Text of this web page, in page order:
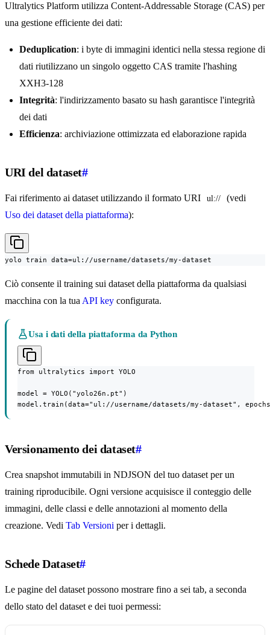
Ultralytics Platform utilizza Content-Addressable Storage (CAS) per
una gestione efficiente dei dati:
Deduplication: i byte di immagini identici nella stessa regione di
dati riutilizzano un singolo oggetto CAS tramite l'hashing
XXH3-128
Integrità: l'indirizzamento basato su hash garantisce l'integrità
dei dati
Efficienza: archiviazione ottimizzata ed elaborazione rapida
URI del dataset#
Fai riferimento ai dataset utilizzando il formato URI ul://
(vedi
Uso dei dataset della piattaforma):
yolo train data=ul://username/datasets/my-dataset
Ciò consente il training sui dataset della piattaforma da qualsiasi
macchina con la tua API key configurata.
Usa i dati della piattaforma da Python
from ultralytics import YOLO
model = YOLO("yolo26n.pt")
model.train(data="ul://username/datasets/my-dataset",
Versionamento dei dataset#
Crea snapshot immutabili in NDJSON del tuo dataset per un
training riproducibile. Ogni versione acquisisce il conteggio delle
immagini, delle classi e delle annotazioni al momento della
creazione. Vedi Tab Versioni per i dettagli.
Schede Dataset#
Le pagine del dataset possono mostrare fino a sei tab, a seconda
dello stato del dataset e dei tuoi permessi: